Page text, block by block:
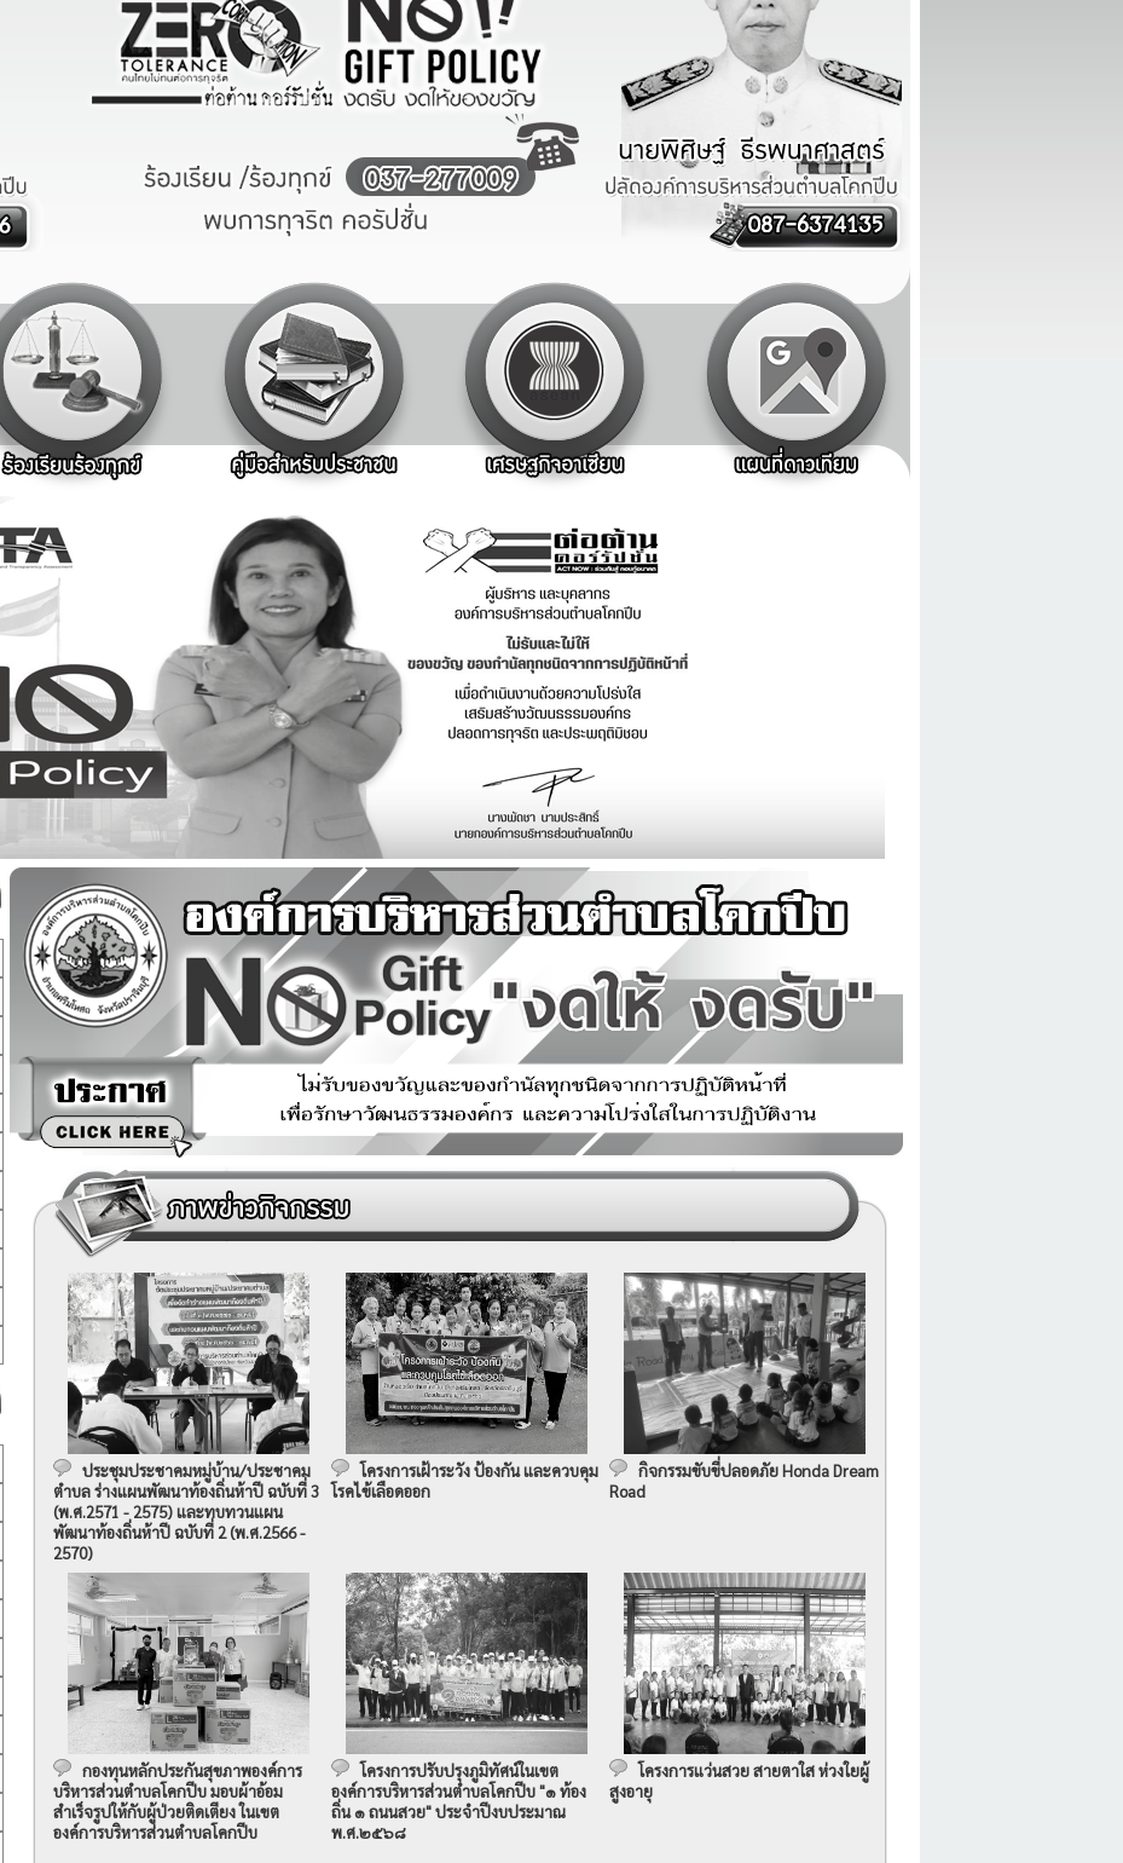
ประชุมประชาคมหมู่บ้าน/ประชาคม
ตำบล ร่างแผนพัฒนาท้องถิ่นห้าปี ฉบับที่ 3
(พ.ศ.2571 - 2575) และทบทวนแผน
พัฒนาท้องถิ่นห้าปี ฉบับที่ 2 (พ.ศ.2566 -
2570)
โครงการเฝ้าระวัง ป้องกัน และควบคุม
โรคไข้เลือดออก
กิจกรรมขับขี่ปลอดภัย Honda Dream
Road
กองทุนหลักประกันสุขภาพองค์การ
บริหารส่วนตำบลโคกปีบ มอบผ้าอ้อม
สำเร็จรูปให้กับผู้ป่วยติดเตียง ในเขต
องค์การบริหารส่วนตำบลโคกปีบ
โครงการปรับปรุงภูมิทัศน์ในเขต
องค์การบริหารส่วนตำบลโคกปีบ "๑ ท้อง
ถิ่น ๑ ถนนสวย" ประจำปีงบประมาณ
พ.ศ.๒๕๖๘
โครงการแว่นสวย สายตาใส ห่วงใยผู้
สูงอายุ